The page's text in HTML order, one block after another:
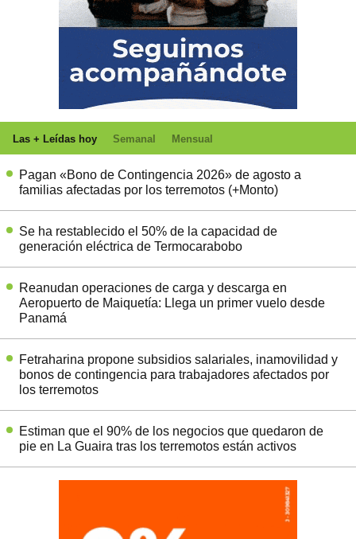
Las + Leídas hoy Semanal Mensual
Pagan «Bono de Contingencia 2026» de agosto a
familias afectadas por los terremotos (+Monto)
Se ha restablecido el 50% de la capacidad de
generación eléctrica de Termocarabobo
Reanudan operaciones de carga y descarga en
Aeropuerto de Maiquetía: Llega un primer vuelo desde
Panamá
Fetraharina propone subsidios salariales, inamovilidad y
bonos de contingencia para trabajadores afectados por
los terremotos
Estiman que el 90% de los negocios que quedaron de
pie en La Guaira tras los terremotos están activos